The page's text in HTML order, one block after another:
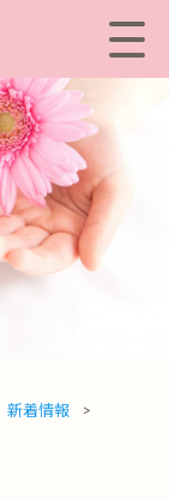
新着情報
>